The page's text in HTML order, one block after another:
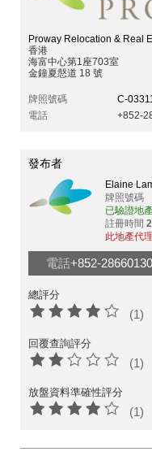
Proway Relocation & Real
香港
海富中心第1座703室
金鐘夏慤道 18 號
牌照號碼
C-
電話
+852-
發布者
Elaine
牌照號碼
已驗證地
註冊時間
此地產代
電話+852-28660130
總評分
(1)
回覆查詢評分
(1)
放盤資料準確性評分
(1)